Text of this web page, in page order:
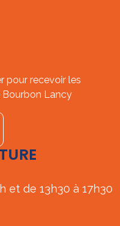
pour recevoir les
Bourbon Lancy
et de 13h30 à 17h30